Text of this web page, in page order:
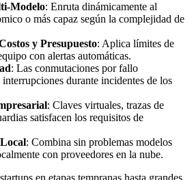
Modelo: Enruta dinámicamente al
o más capaz según la complejidad de
y Presupuesto: Aplica límites de
con alertas automáticas.
: Las conmutaciones por fallo
durante incidentes de los
: Claves virtuales, trazas de
satisfacen los requisitos de
: Combina sin problemas modelos
con proveedores en la nube.